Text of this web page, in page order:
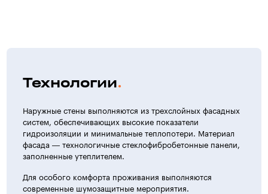
Технологии
Наружные стены выполняются из трехслойных фасадных
систем, обеспечивающих высокие показатели
гидроизоляции и минимальные теплопотери. Материал
фасада — технологичные стеклофибробетонные панели,
заполненные утеплителем.
Для особого комфорта проживания выполняются
современные шумозащитные мероприятия.